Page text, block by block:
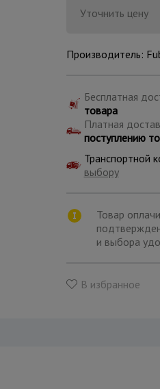
Уточнить цену
Производитель:
Бесплатная
товара
Платная
поступлению
Транспортной
выбору
Товар
и выбора
В избранное